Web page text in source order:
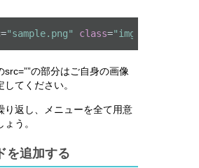
"sample.png" class="img-nav"
src=””の部分はご自身の画像
てください。
り返し、メニューを全て用意
う。
を追加する